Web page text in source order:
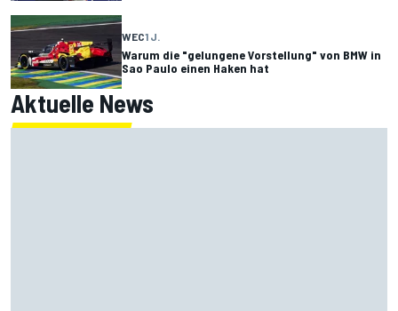
WEC1 J.
Warum die "gelungene Vorstellung" von BMW in
Sao Paulo einen Haken hat
Aktuelle News